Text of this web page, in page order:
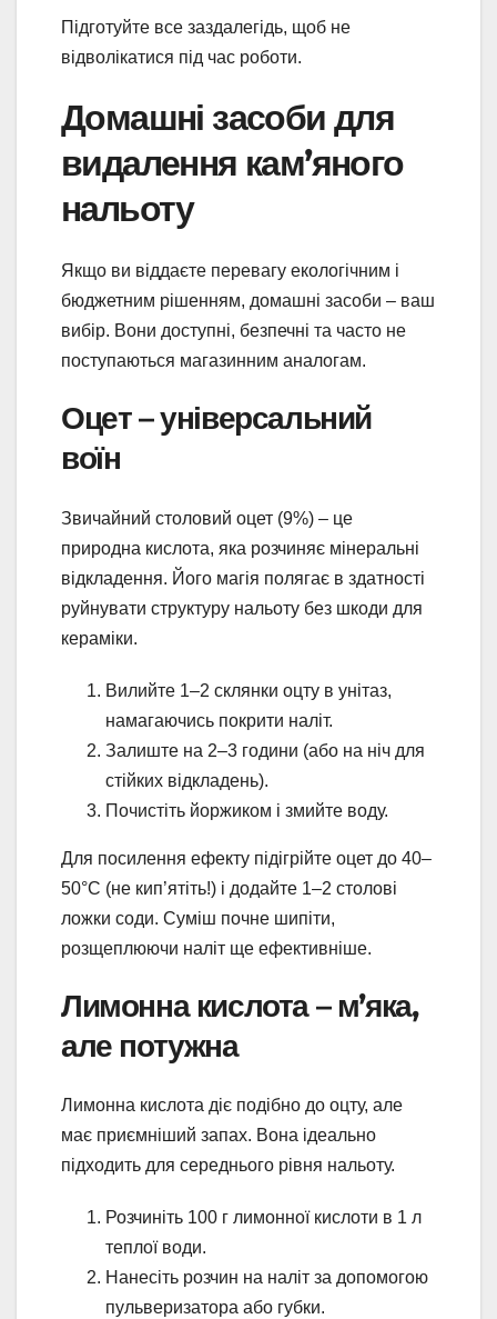
Підготуйте все заздалегідь, щоб не
відволікатися під час роботи.
Домашні засоби для
видалення кам’яного
нальоту
Якщо ви віддаєте перевагу екологічним і
бюджетним рішенням, домашні засоби – ваш
вибір. Вони доступні, безпечні та часто не
поступаються магазинним аналогам.
Оцет – універсальний
воїн
Звичайний столовий оцет (9%) – це
природна кислота, яка розчиняє мінеральні
відкладення. Його магія полягає в здатності
руйнувати структуру нальоту без шкоди для
кераміки.
Вилийте 1–2 склянки оцту в унітаз,
намагаючись покрити наліт.
Залиште на 2–3 години (або на ніч для
стійких відкладень).
Почистіть йоржиком і змийте воду.
Для посилення ефекту підігрійте оцет до 40–
50°C (не кип’ятіть!) і додайте 1–2 столові
ложки соди. Суміш почне шипіти,
розщеплюючи наліт ще ефективніше.
Лимонна кислота – м’яка,
але потужна
Лимонна кислота діє подібно до оцту, але
має приємніший запах. Вона ідеально
підходить для середнього рівня нальоту.
Розчиніть 100 г лимонної кислоти в 1 л
теплої води.
Нанесіть розчин на наліт за допомогою
пульверизатора або губки.